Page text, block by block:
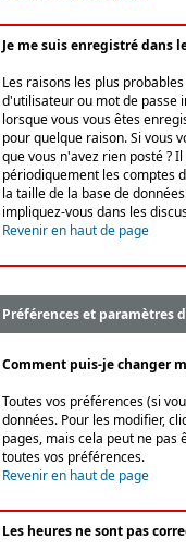
Je me suis enregistré dans
Les raisons les plus
d'utilisateur ou mot de passe
lorsque vous vous êtes
pour quelque raison. Si vous
que vous n'avez rien posté ?
périodiquement les comptes
la taille de la base de
impliquez-vous dans les
Revenir en haut de page
Préférences et paramètres
Comment puis-je changer
Toutes vos préférences (si
données. Pour les modifier,
pages, mais cela peut ne pas
toutes vos préférences.
Revenir en haut de page
Les heures ne sont pas